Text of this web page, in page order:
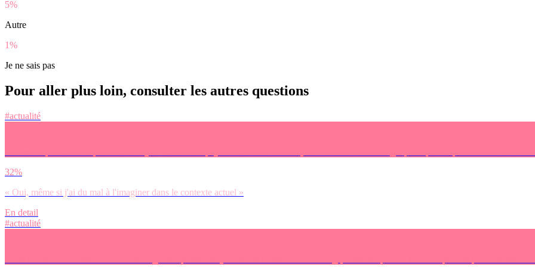
5%
Autre
1%
Je ne sais pas
Pour aller plus loin, consulter les autres questions
#actualité
32%
« Oui, même si j'ai du mal à l'imaginer dans le contexte actuel »
En detail
#actualité